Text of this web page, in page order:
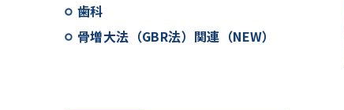
歯科
骨増大法（GBR法）関連（NEW）